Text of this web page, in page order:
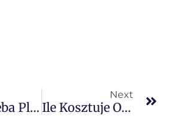
Czy Trzeba Placic Clo Z UK?
Next
Ile Kosztuje Odprawa Celna?